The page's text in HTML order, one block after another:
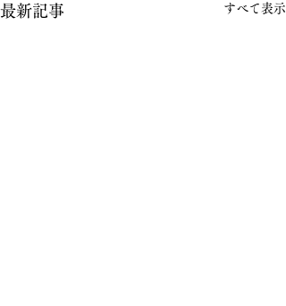
最新記事 すべて表示